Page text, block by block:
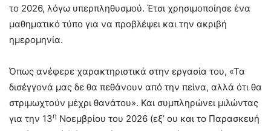
το 2026, λόγω υπερπληθυσμού. Έτσι χρησιμοποίησε ένα
μαθηματικό τύπο για να προβλέψει και την ακριβή
ημερομηνία.
Όπως ανέφερε χαρακτηριστικά στην εργασία του, «Τα
δισέγγονά μας δε θα πεθάνουν από την πείνα, αλλά ότι θα
στριμωχτούν μέχρι θανάτου». Και συμπληρώνει μιλώντας
για την 13η Νοεμβρίου του 2026 (εξ’ ου και το Παρασκευή